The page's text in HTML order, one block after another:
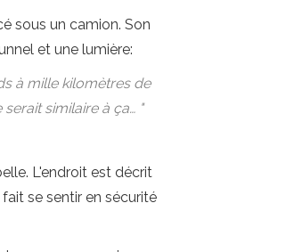
sous un camion. Son
et une lumière:
à mille kilomètres de
similaire à ça… "
L'endroit est décrit
se sentir en sécurité